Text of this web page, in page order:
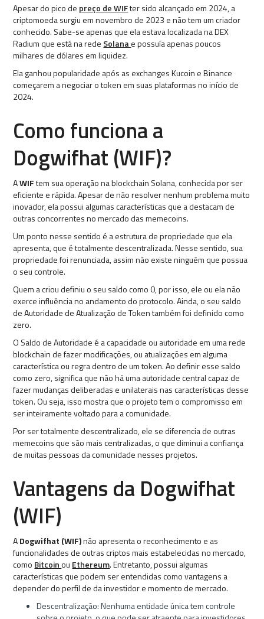
Apesar do pico de preço de WIFter sido alcançado em 2024, a
criptomoeda surgiu em novembro de 2023 e não tem um criador
conhecido. Sabe-se apenas que ela estava localizada na DEX
Radium que está na rede Solanae possuía apenas poucos
milhares de dólares em liquidez.
Ela ganhou popularidade após as exchanges Kucoin e Binance
começarem a negociar o token em suas plataformas no início de
2024.
Como funciona a
Dogwifhat (WIF)?
AWIFtem sua operação na blockchain Solana, conhecida por ser
eficiente e rápida. Apesar de não resolver nenhum problema muito
inovador, ela possui algumas características que a destacam de
outras concorrentes no mercado das memecoins.
Um ponto nesse sentido é a estrutura de propriedade que ela
apresenta, que é totalmente descentralizada. Nesse sentido, sua
propriedade foi renunciada, assim não existe ninguém que possua
o seu controle.
Quem a criou definiu o seu saldo como 0, por isso, ele ou ela não
exerce influência no andamento do protocolo. Ainda, o seu saldo
de Autoridade de Atualização de Token também foi definido como
zero.
O Saldo de Autoridade é a capacidade ou autoridade em uma rede
blockchain de fazer modificações, ou atualizações em alguma
característica ou regra dentro de um token. Ao definir esse saldo
como zero, significa que não há uma autoridade central capaz de
fazer mudanças deliberadas e unilaterais nas características desse
token. Ou seja, isso mostra que o projeto tem o compromisso em
ser inteiramente voltado para a comunidade.
Por ser totalmente descentralizado, ele se diferencia de outras
memecoins que são mais centralizadas, o que diminui a confiança
de muitas pessoas da comunidade nesses projetos.
Vantagens da Dogwifhat
(WIF)
ADogwifhat (WIF)não apresenta o reconhecimento e as
funcionalidades de outras criptos mais estabelecidas no mercado,
como Bitcoinou Ethereum. Entretanto, possui algumas
características que podem ser entendidas como vantagens a
depender do perfil de da investidor e momento de mercado.
Descentralização: Nenhuma entidade única tem controle